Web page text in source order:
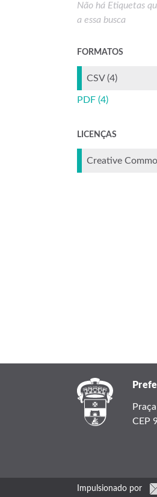
Não há Etiquetas
a essa busca
FORMATOS
CSV (4)
PDF (4)
LICENÇAS
Creative
CEP
Impulsionado por